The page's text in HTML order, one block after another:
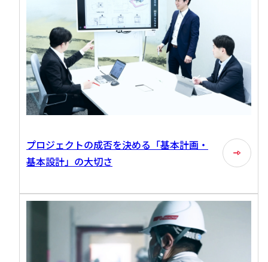
プロジェクトの成否を決める「基本計画・
基本設計」の大切さ